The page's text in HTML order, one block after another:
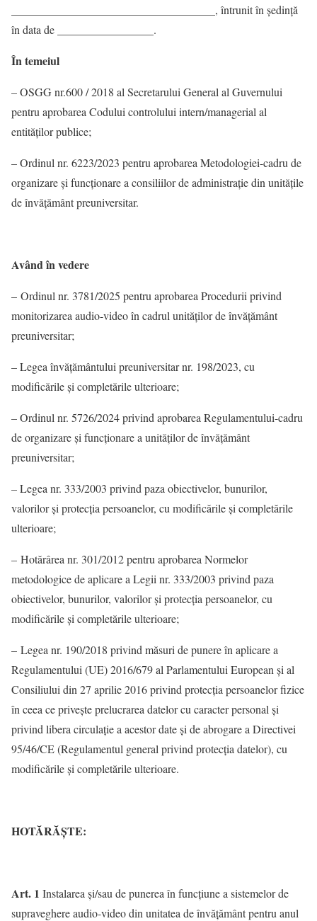
____________________________________, întrunit în ședință
în data de _________________.
În temeiul
– OSGG nr.600 / 2018 al Secretarului General al Guvernului
pentru aprobarea Codului controlului intern/managerial al
entităţilor publice;
– Ordinul nr. 6223/2023 pentru aprobarea Metodologiei-cadru de
organizare şi funcţionare a consiliilor de administraţie din unităţile
de învăţământ preuniversitar.
Având în vedere
– Ordinul nr. 3781/2025 pentru aprobarea Procedurii privind
monitorizarea audio-video în cadrul unităţilor de învăţământ
preuniversitar;
– Legea învăţământului preuniversitar nr. 198/2023, cu
modificările și completările ulterioare;
– Ordinul nr. 5726/2024 privind aprobarea Regulamentului-cadru
de organizare şi funcţionare a unităţilor de învăţământ
preuniversitar;
– Legea nr. 333/2003 privind paza obiectivelor, bunurilor,
valorilor şi protecţia persoanelor, cu modificările și completările
ulterioare;
– Hotărârea nr. 301/2012 pentru aprobarea Normelor
metodologice de aplicare a Legii nr. 333/2003 privind paza
obiectivelor, bunurilor, valorilor şi protecţia persoanelor, cu
modificările şi completările ulterioare;
– Legea nr. 190/2018 privind măsuri de punere în aplicare a
Regulamentului (UE) 2016/679 al Parlamentului European şi al
Consiliului din 27 aprilie 2016 privind protecţia persoanelor fizice
în ceea ce priveşte prelucrarea datelor cu caracter personal şi
privind libera circulaţie a acestor date şi de abrogare a Directivei
95/46/CE (Regulamentul general privind protecţia datelor), cu
modificările și completările ulterioare.
HOTĂRĂȘTE:
Art. 1 Instalarea şi/sau de punerea în funcţiune a sistemelor de
supraveghere audio-video din unitatea de învățământ pentru anul